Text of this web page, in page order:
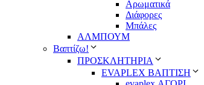
Αρωματικά
Διάφορες
Μπάλες
ΑΛΜΠΟΥΜ
Βαπτίζω!
ΠΡΟΣΚΛΗΤΗΡΙΑ
EVAPLEX ΒΑΠΤΙΣΗ